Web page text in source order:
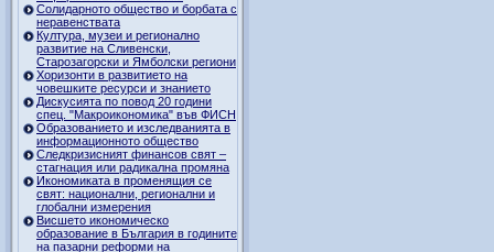
Солидарното общество и борбата с
неравенствата
Култура, музеи и регионално
развитие на Сливенски,
Старозагорски и Ямболски региони
Хоризонти в развитието на
човешките ресурси и знанието
Дискусията по повод 20 години
спец. "Макроикономика" във ФИСН
Образованието и изследванията в
информационното общество
Следкризисният финансов свят –
стагнация или радикална промяна
Икономиката в променящия се
свят: национални, регионални и
глобални измерения
Висшето икономическо
образование в България в годините
на пазарни реформи на